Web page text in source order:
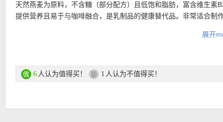
天然燕麦为原料，不含糖（部分配方）且低饱和脂肪，富含维生素
提供营养且易于与咖啡融合，是乳制品的健康替代品。非常适合制
展开
6 人认为值得买！ 1 人认为不值得买！